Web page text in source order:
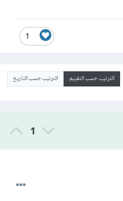
1
الترتيب حسب التقييم الترتيب حسب التاريخ
1